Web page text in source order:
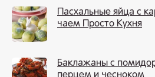
Пасхальные яйца с
чаем Просто Кухня
Баклажаны с
перцем и чесноком